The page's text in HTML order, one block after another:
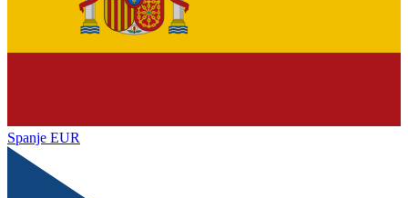
Spanje EUR